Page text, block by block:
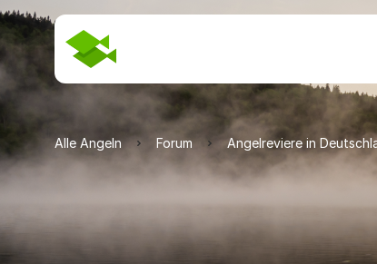
Alle Angeln Forum Angelreviere in